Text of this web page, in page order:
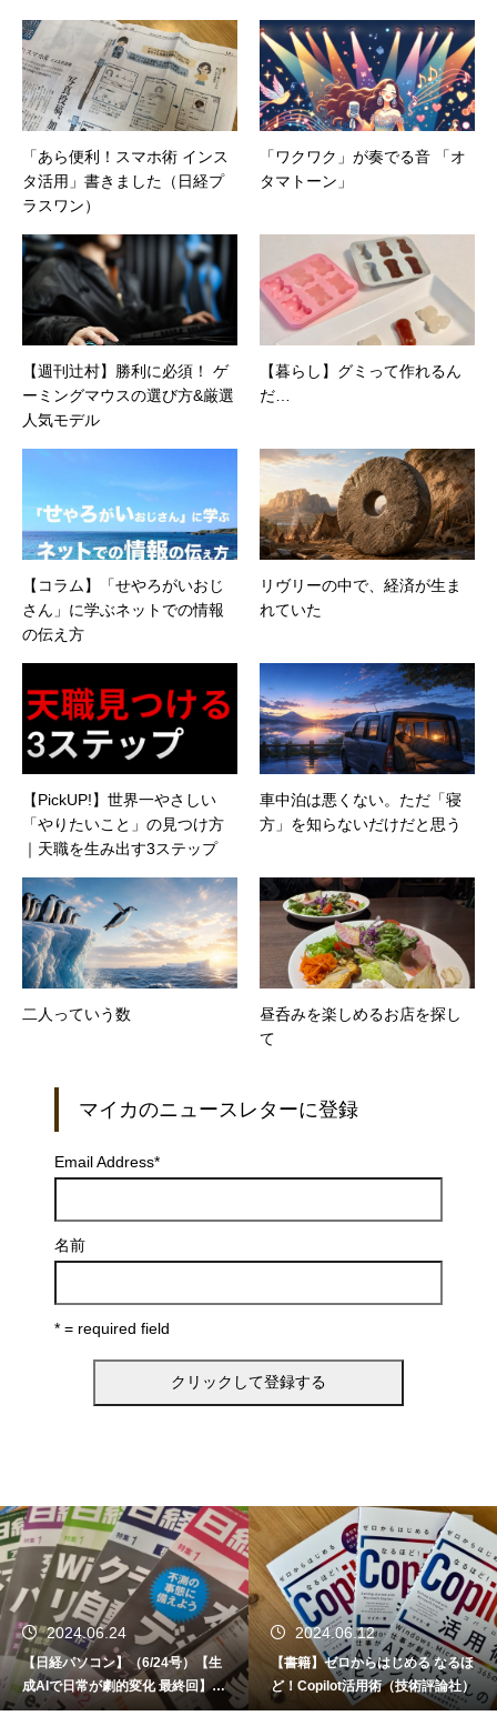
「あら便利！スマホ術 インス
タ活用」書きました（日経プ
ラスワン）
「ワクワク」が奏でる音 「オ
タマトーン」
【週刊辻村】勝利に必須！ ゲ
ーミングマウスの選び方&厳選
人気モデル
【暮らし】グミって作れるん
だ…
【コラム】「せやろがいおじ
さん」に学ぶネットでの情報
の伝え方
リヴリーの中で、経済が生ま
れていた
【PickUP!】世界一やさしい
「やりたいこと」の見つけ方
｜天職を生み出す3ステップ
車中泊は悪くない。ただ「寝
方」を知らないだけだと思う
二人っていう数
昼呑みを楽しめるお店を探し
て
マイカのニュースレターに登録
Email Address*
名前
* = required field
2024.06.24
【日経パソコン】（6/24号）【生
成AIで日常が劇的変化 最終回】 A
I時代のアプリケーション／サービ
2024.06.12
【書籍】ゼロからはじめる なるほ
ど！Copilot活用術（技術評論社）